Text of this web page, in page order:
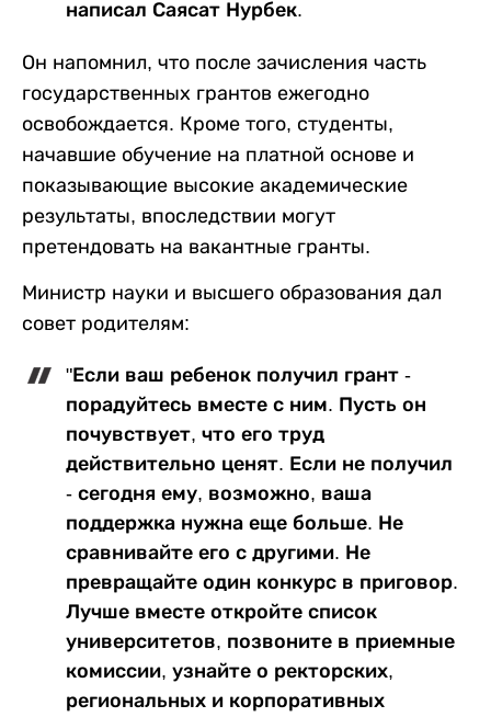
написал Саясат Нурбек.
Он напомнил, что после зачисления часть
государственных грантов ежегодно
освобождается. Кроме того, студенты,
начавшие обучение на платной основе и
показывающие высокие академические
результаты, впоследствии могут
претендовать на вакантные гранты.
Министр науки и высшего образования дал
совет родителям:
"Если ваш ребенок получил грант -
порадуйтесь вместе с ним. Пусть он
почувствует, что его труд
действительно ценят. Если не получил
- сегодня ему, возможно, ваша
поддержка нужна еще больше. Не
сравнивайте его с другими. Не
превращайте один конкурс в приговор.
Лучше вместе откройте список
университетов, позвоните в приемные
комиссии, узнайте о ректорских,
региональных и корпоративных